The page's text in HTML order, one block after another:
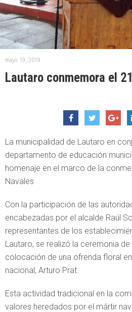
mayo 19, 2019
Lautaro conmemora el
La municipalidad de Lautaro en
departamento de educación
homenaje en el marco de la
Navales
Con la participación de las
encabezadas por el alcalde Raúl
representantes de los
Lautaro, se realizó la ceremonia
colocación de una ofrenda floral
nacional, Arturo Prat.
Esta actividad tradicional en la
valores heredados por el mártir